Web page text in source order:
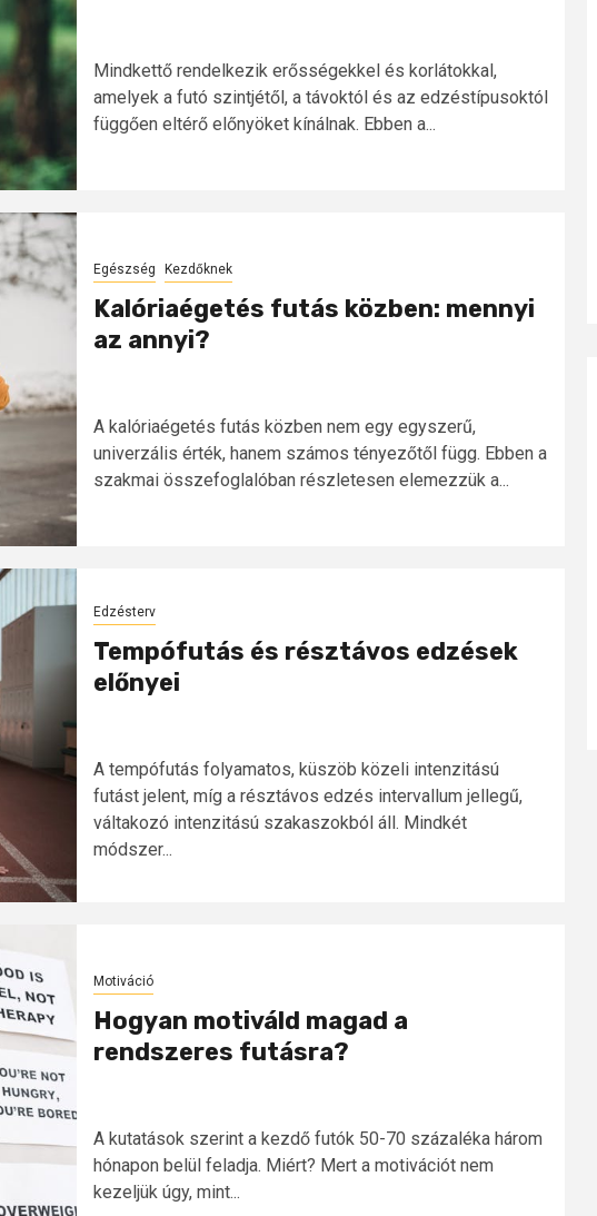
Mindkettő rendelkezik erősségekkel és korlátokkal,
amelyek a futó szintjétől, a távoktól és az edzéstípusoktól
függően eltérő előnyöket kínálnak. Ebben a...
Egészség Kezdőknek
Kalóriaégetés futás közben: mennyi
az annyi?
A kalóriaégetés futás közben nem egy egyszerű,
univerzális érték, hanem számos tényezőtől függ. Ebben a
szakmai összefoglalóban részletesen elemezzük a...
Edzésterv
Tempófutás és résztávos edzések
előnyei
A tempófutás folyamatos, küszöb közeli intenzitású
futást jelent, míg a résztávos edzés intervallum jellegű,
váltakozó intenzitású szakaszokból áll. Mindkét
módszer...
Motiváció
Hogyan motiváld magad a
rendszeres futásra?
A kutatások szerint a kezdő futók 50-70 százaléka három
hónapon belül feladja. Miért? Mert a motivációt nem
kezeljük úgy, mint...